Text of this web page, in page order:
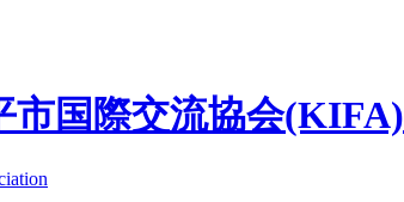
市国際交流協会(KIFA)